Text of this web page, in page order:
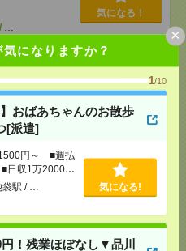
になりますか？
1/10
おばあちゃんのお散歩
[派遣]
円～ ■週払
収1万2000円
駅 / … 気になる!
！残業ほぼなし▼品川
×
/ …
気になる！
業ほぼなし▼品川での治
時給5000円×
を保証するも
ービス利用可
支給
気になる！